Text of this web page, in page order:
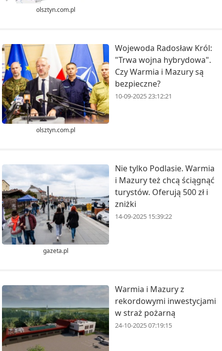
olsztyn.com.pl
olsztyn.com.pl
Wojewoda Radosław Król:
"Trwa wojna hybrydowa".
Czy Warmia i Mazury są
bezpieczne?
10-09-2025 23:12:21
gazeta.pl
Nie tylko Podlasie. Warmia
i Mazury też chcą ściągnąć
turystów. Oferują 500 zł i
zniżki
14-09-2025 15:39:22
Warmia i Mazury z
rekordowymi inwestycjami
w straż pożarną
24-10-2025 07:19:15